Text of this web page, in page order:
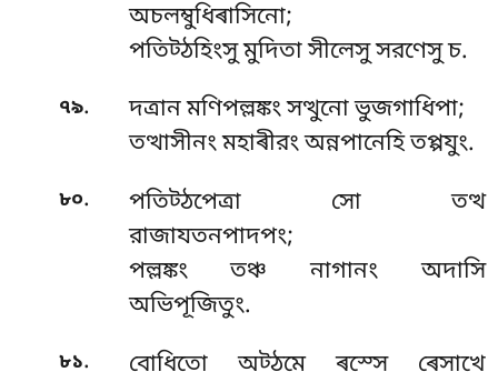
অচলম্বুধিৰাসিনো;
পতিট্ঠহিংসু মুদিতা সীলেসু সরণেসু চ.
৭৯.
দত্ৰান মণিপল্লঙ্কং সত্থুনো ভুজগাধিপা;
তত্থাসীনং মহাৰীরং অন্নপানেহি তপ্পযুং.
৮০.
পতিট্ঠপেত্ৰা সো তত্থ
রাজাযতনপাদপং;
পল্লঙ্কং তঞ্চ নাগানং অদাসি
অভিপূজিতুং.
৮১.
বোধিতো অট্ঠমে ৰস্সে ৰেসাখে